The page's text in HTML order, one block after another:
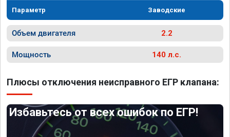
Параметр Заводские
Объем двигателя 2.2
Мощность 140 л.с.
Плюсы отключения неисправного ЕГР клапана:
Избавьтесь от всех ошибок по ЕГР!